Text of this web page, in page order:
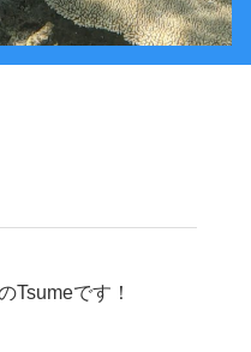
Tsumeです！